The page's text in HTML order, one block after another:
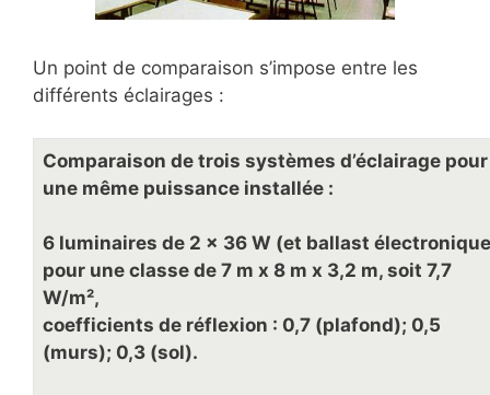
Un point de comparaison s’impose entre les
différents éclairages :
Comparaison de trois systèmes d’éclairage pour
une même puissance installée :
6 luminaires de 2 x 36 W (et ballast
pour une classe de 7 m x 8 m x 3,2 m, soit 7,7
W/m²,
coefficients de réflexion : 0,7 (plafond); 0,5
(murs); 0,3 (sol).